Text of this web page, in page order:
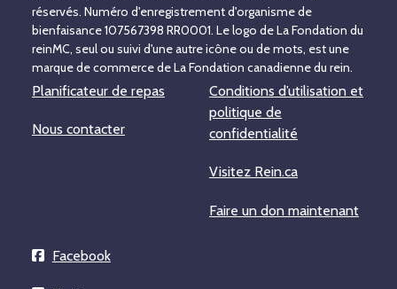
réservés. Numéro d'enregistrement d'organisme de
bienfaisance 107567398 RR0001. Le logo de La Fondation du
reinMC, seul ou suivi d'une autre icône ou de mots, est une
marque de commerce de La Fondation canadienne du rein.
Planificateur de repas
Nous contacter
Conditions d’utilisation et
politique de
confidentialité
Visitez Rein.ca
Faire un don maintenant
Facebook